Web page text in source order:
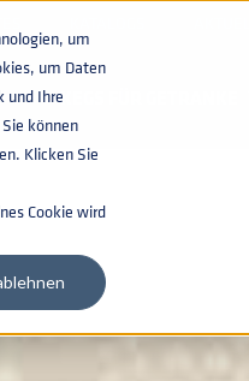
um
um Daten
und Ihre
können
Klicken Sie
Cookie wird
KEGS FÜR GETRANKE